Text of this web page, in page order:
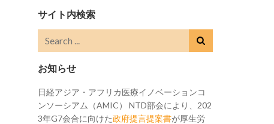
サイト内検索
お知らせ
日経アジア・アフリカ医療イノベーションコ
ンソーシアム（AMIC） NTD部会により、202
3年G7会合に向けた政府提言提案書が厚生労